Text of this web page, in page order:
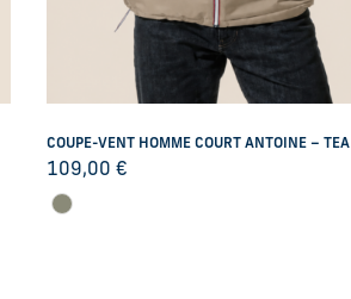
COUPE-VENT HOMME COURT ANTOINE – TEA
109,00 €